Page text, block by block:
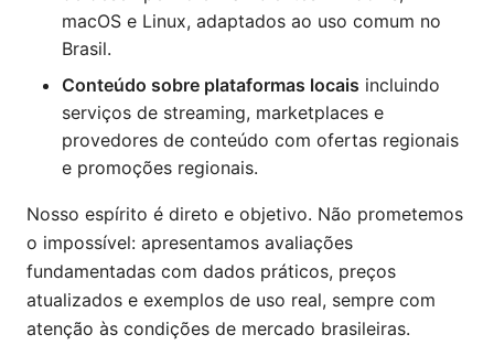
macOS e Linux, adaptados ao uso comum no
Brasil.
Conteúdo sobre plataformas locais incluindo
serviços de streaming, marketplaces e
provedores de conteúdo com ofertas regionais
e promoções regionais.
Nosso espírito é direto e objetivo. Não prometemos
o impossível: apresentamos avaliações
fundamentadas com dados práticos, preços
atualizados e exemplos de uso real, sempre com
atenção às condições de mercado brasileiras.